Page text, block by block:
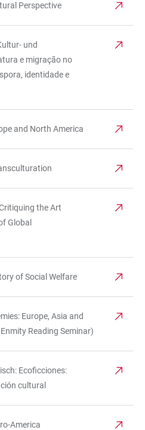
Perspective
und
e migração no
identidade e
and North America
the Art
Global
of Social Welfare
Europe, Asia and
Reading Seminar)
Ecoficciones:
cultural
America